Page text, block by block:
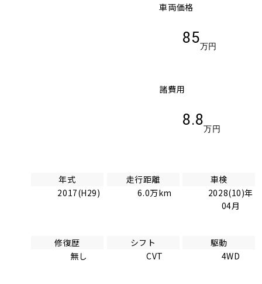
車両価格
85
万円
諸費用
8.8
万円
年式
2017(H29)
走行距離
6.0万km
車検
2028(10)年
04月
修復歴
無し
シフト
CVT
駆動
4WD